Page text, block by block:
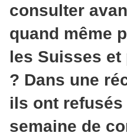
consulter
quand même
les Suisses
? Dans une
ils ont refusés
semaine de